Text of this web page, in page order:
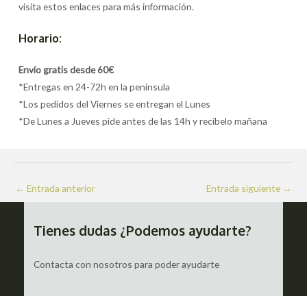
visita estos enlaces para más información.
Horario:
Envío gratis desde 60€
*Entregas en 24-72h en la península
*Los pedidos del Viernes se entregan el Lunes
*De Lunes a Jueves pide antes de las 14h y recíbelo mañana
Navegación
de
← Entrada anterior Entrada siguiente →
Tienes dudas ¿Podemos ayudarte?
Contacta con nosotros para poder ayudarte